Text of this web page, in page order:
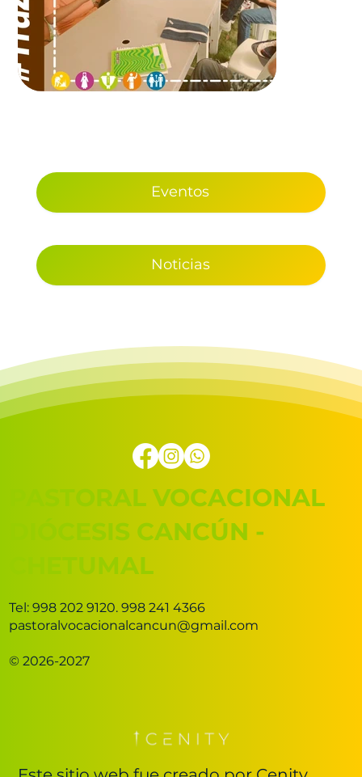
Eventos
Noticias
PASTORAL VOCACIONAL
DIÓCESIS CANCÚN -
CHETUMAL
Tel: 998 202 9120. 998 241 4366
pastoralvocacionalcancun@gmail.com
© 2026-2027